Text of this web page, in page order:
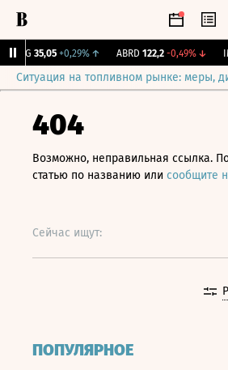
35,05 +0,29%↑ ABRD 122,2 -0,49%↓
Ситуация на топливном рынке: меры,
404
Возможно, неправильная ссылка.
статью по названию или сообщите
Сейчас ищут:
ПОПУЛЯРНОЕ